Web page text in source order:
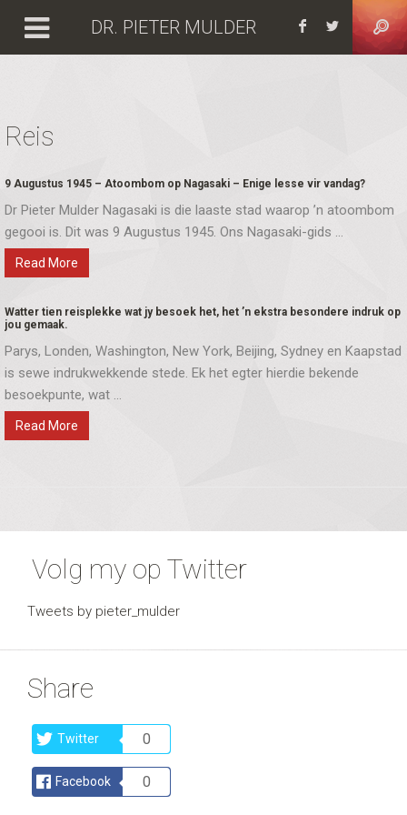
DR. PIETER MULDER Facebook
Reis
9 Augustus 1945 – Atoombom op Nagasaki – Enige lesse vir vandag?
Dr Pieter Mulder Nagasaki is die laaste stad waarop ’n atoombom
gegooi is. Dit was 9 Augustus 1945. Ons Nagasaki-gids ...
Read More
Watter tien reisplekke wat jy besoek het, het ’n ekstra besondere indruk op
jou gemaak.
Parys, Londen, Washington, New York, Beijing, Sydney en Kaapstad
is sewe indrukwekkende stede. Ek het egter hierdie bekende
besoekpunte, wat ...
Read More
Volg my op Twitter
Tweets by pieter_mulder
Share
Twitter 0
Facebook 0